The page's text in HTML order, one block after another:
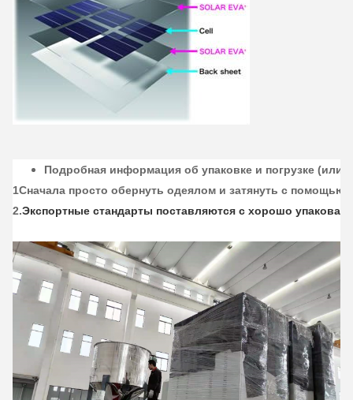
Подробная информация об упаковке и погрузке (или
1Сначала просто обернуть одеялом и затянуть с помощью
2.Экспортные стандарты поставляются с хорошо